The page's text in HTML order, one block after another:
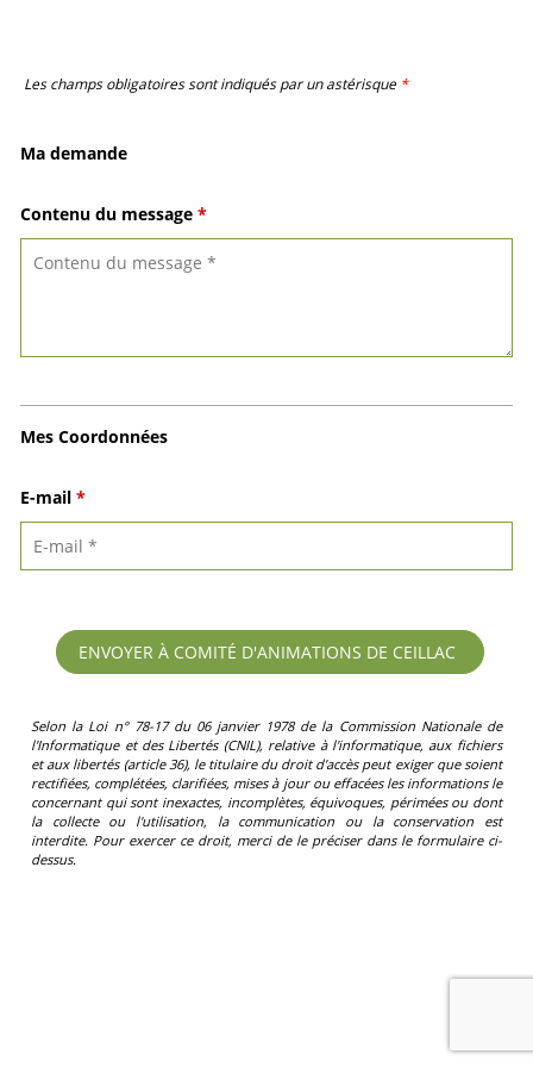
Les champs obligatoires sont indiqués par un astérisque *
Ma demande
Contenu du message *
Mes Coordonnées
E-mail *
Selon la Loi n° 78-17 du 06 janvier 1978 de la Commission Nationale de
l'Informatique et des Libertés (CNIL), relative à l'informatique, aux fichiers
et aux libertés (article 36), le titulaire du droit d'accès peut exiger que soient
rectifiées, complétées, clarifiées, mises à jour ou effacées les informations le
concernant qui sont inexactes, incomplètes, équivoques, périmées ou dont
la collecte ou l'utilisation, la communication ou la conservation est
interdite. Pour exercer ce droit, merci de le préciser dans le formulaire ci-
dessus.